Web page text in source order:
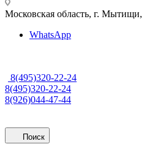
Московская область, г. Мытищи,
WhatsApp
8(495)320-22-24
8(495)320-22-24
8(926)044-47-44
Поиск